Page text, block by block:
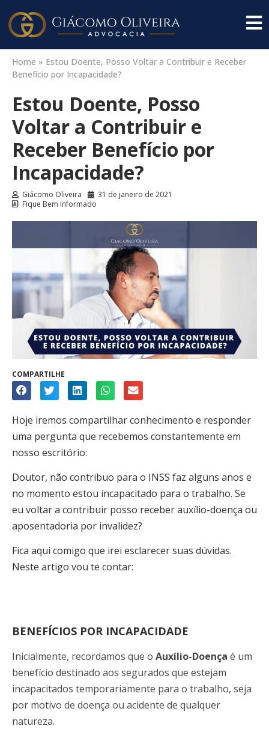
Home » Estou Doente, Posso Voltar a Contribuir e Receber
Benefício por Incapacidade?
Estou Doente, Posso
Voltar a Contribuir e
Receber Benefício por
Incapacidade?
Giácomo Oliveira
31 de janeiro de 2021
Fique Bem Informado
COMPARTILHE
Hoje iremos compartilhar conhecimento e responder
uma pergunta que recebemos constantemente em
nosso escritório:
Doutor, não contribuo para o INSS faz alguns anos e
no momento estou incapacitado para o trabalho. Se
eu voltar a contribuir posso receber auxílio-doença ou
aposentadoria por invalidez?
Fica aqui comigo que irei esclarecer suas dúvidas.
Neste artigo vou te contar:
BENEFÍCIOS POR INCAPACIDADE
Inicialmente, recordamos que o Auxílio-Doença é um
benefício destinado aos segurados que estejam
incapacitados temporariamente para o trabalho, seja
por motivo de doença ou acidente de qualquer
natureza.